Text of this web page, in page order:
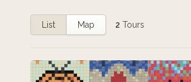
List Map 2 Tours